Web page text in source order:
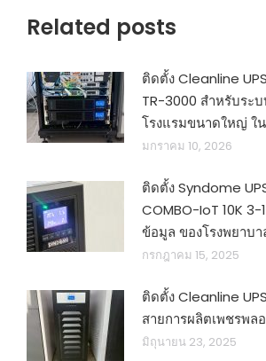
Related posts
ติดตั้ง Cleanline
TR-3000 สำหรับระ
โรงแรมขนาดใหญ่ ใ
มกราคม 10, 2026
ติดตั้ง Syndome
COMBO-IoT 10K
ข้อมูล ของโรงพยาบ
กรกฎาคม 15, 2025
ติดตั้ง Cleanline
สายการผลิตเพชรพล
มิถุนายน 23, 2025